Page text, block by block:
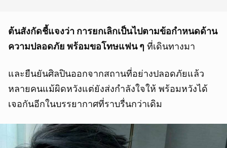
ต้นสังกัดชี้แจงว่า การยกเลิกเป็นไปตามข้อกำหนดด้าน
ความปลอดภัย พร้อมขอโทษแฟน ๆ ที่เดินทางมา
และยืนยันศิลปินออกจากสถานที่อย่างปลอดภัยแล้ว
หลายคนแม้ผิดหวังแต่ยังส่งกำลังใจให้ พร้อมหวังได้
เจอกันอีกในบรรยากาศที่ราบรื่นกว่าเดิม